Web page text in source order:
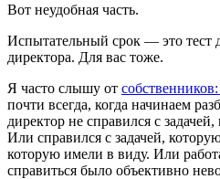
Вот неудобная часть.
Испытательный срок — это тест
директора. Для вас тоже.
Я часто слышу от
почти всегда, когда начинаем
директор не справился с
Или справился с задачей,
которую имели в виду. Или
справиться было объективно